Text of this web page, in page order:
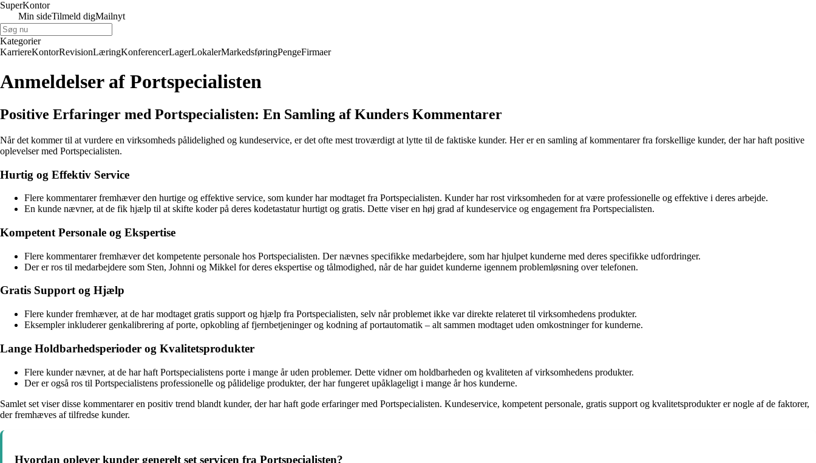
SuperKontor
Min sideTilmeld digMailnyt
Kategorier
KarriereKontorRevisionLæringKonferencerLagerLokalerMarkedsføringPengeFirmaer
Anmeldelser af Portspecialisten
Positive Erfaringer med Portspecialisten: En Samling af Kunders Kommentarer
Når det kommer til at vurdere en virksomheds pålidelighed og kundeservice, er det ofte mest troværdigt at lytte til de faktiske kunder. Her er en samling af kommentarer fra forskellige kunder, der har haft positive
oplevelser med Portspecialisten.
Hurtig og Effektiv Service
Flere kommentarer fremhæver den hurtige og effektive service, som kunder har modtaget fra Portspecialisten. Kunder har rost virksomheden for at være professionelle og effektive i deres arbejde.
En kunde nævner, at de fik hjælp til at skifte koder på deres kodetastatur hurtigt og gratis. Dette viser en høj grad af kundeservice og engagement fra Portspecialisten.
Kompetent Personale og Ekspertise
Flere kommentarer fremhæver det kompetente personale hos Portspecialisten. Der nævnes specifikke medarbejdere, som har hjulpet kunderne med deres specifikke udfordringer.
Der er ros til medarbejdere som Sten, Johnni og Mikkel for deres ekspertise og tålmodighed, når de har guidet kunderne igennem problemløsning over telefonen.
Gratis Support og Hjælp
Flere kunder fremhæver, at de har modtaget gratis support og hjælp fra Portspecialisten, selv når problemet ikke var direkte relateret til virksomhedens produkter.
Eksempler inkluderer genkalibrering af porte, opkobling af fjernbetjeninger og kodning af portautomatik – alt sammen modtaget uden omkostninger for kunderne.
Lange Holdbarhedsperioder og Kvalitetsprodukter
Flere kunder nævner, at de har haft Portspecialistens porte i mange år uden problemer. Dette vidner om holdbarheden og kvaliteten af virksomhedens produkter.
Der er også ros til Portspecialistens professionelle og pålidelige produkter, der har fungeret upåklageligt i mange år hos kunderne.
Samlet set viser disse kommentarer en positiv trend blandt kunder, der har haft gode erfaringer med Portspecialisten. Kundeservice, kompetent personale, gratis support og kvalitetsprodukter er nogle af de faktorer,
der fremhæves af tilfredse kunder.
Hvordan oplever kunder generelt set servicen fra Portspecialisten?